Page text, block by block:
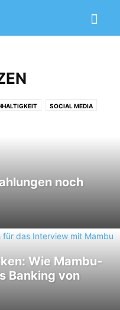
SOCIAL MEDIA
noch
Wie Mambu-
Banking von